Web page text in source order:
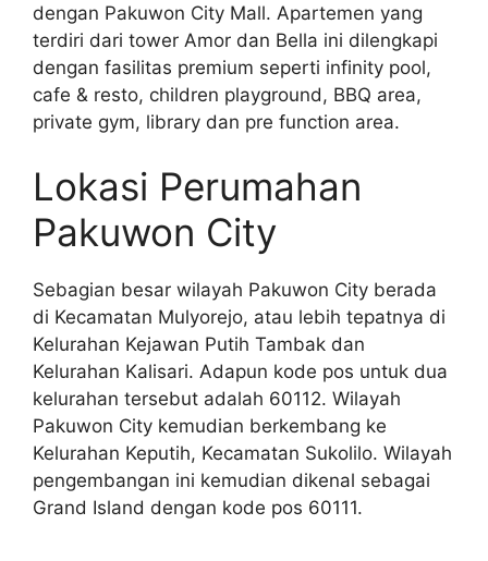
dengan Pakuwon City Mall. Apartemen yang
terdiri dari tower Amor dan Bella ini dilengkapi
dengan fasilitas premium seperti infinity pool,
cafe & resto, children playground, BBQ area,
private gym, library dan pre function area.
Lokasi Perumahan
Pakuwon City
Sebagian besar wilayah Pakuwon City berada
di Kecamatan Mulyorejo, atau lebih tepatnya di
Kelurahan Kejawan Putih Tambak dan
Kelurahan Kalisari. Adapun kode pos untuk dua
kelurahan tersebut adalah 60112. Wilayah
Pakuwon City kemudian berkembang ke
Kelurahan Keputih, Kecamatan Sukolilo. Wilayah
pengembangan ini kemudian dikenal sebagai
Grand Island dengan kode pos 60111.